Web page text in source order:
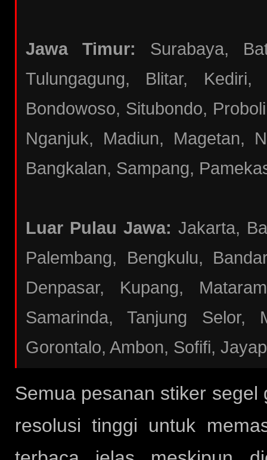
Jawa Timur: Surabaya,
Tulungagung, Blitar, Kediri,
Bondowoso, Situbondo,
Nganjuk, Madiun, Magetan,
Bangkalan, Sampang,
Luar Pulau Jawa: Jakarta,
Palembang, Bengkulu,
Denpasar, Kupang,
Samarinda, Tanjung Selor,
Gorontalo, Ambon, Sofifi,
Semua pesanan stiker
resolusi tinggi untuk